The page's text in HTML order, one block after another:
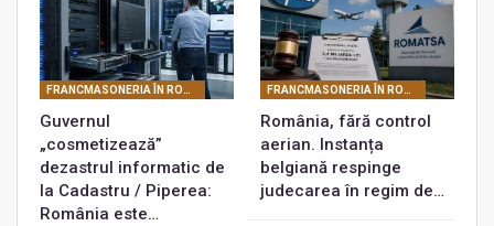
FRANCMASONERIA ÎN ROMÂNIA
Guvernul
„cosmetizează”
dezastrul informatic de
la Cadastru / Piperea:
România este…
FRANCMASONERIA ÎN ROMÂNIA
România, fără control
aerian. Instanța
belgiană respinge
judecarea în regim de…